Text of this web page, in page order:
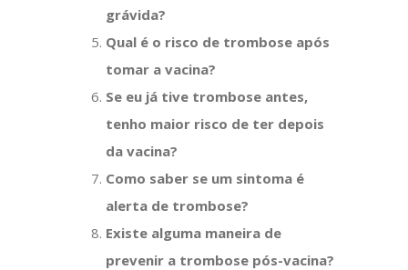
grávida?
Qual é o risco de trombose após
tomar a vacina?
Se eu já tive trombose antes,
tenho maior risco de ter depois
da vacina?
Como saber se um sintoma é
alerta de trombose?
Existe alguma maneira de
prevenir a trombose pós-vacina?